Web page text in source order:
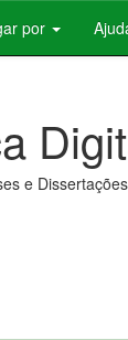
por
e Dissertações